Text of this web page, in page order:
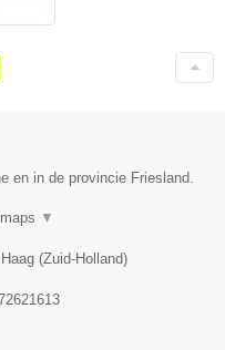
en in de provincie Friesland.
▼
(Zuid-Holland)